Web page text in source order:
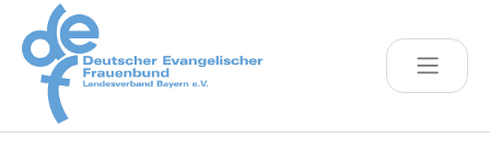
Skip to main content